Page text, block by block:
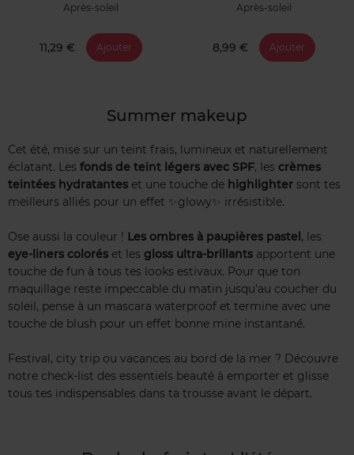
Après-soleil
11,29 € Ajouter
Après-soleil
8,99 € Ajouter
Summer makeup
Cet été, mise sur un teint frais, lumineux et naturellement
éclatant. Les fonds de teint légers avec SPF, les crèmes
teintées hydratantes et une touche de highlighter sont tes
meilleurs alliés pour un effet ✨glowy✨ irrésistible.
Ose aussi la couleur ! Les ombres à paupières pastel, les
eye-liners colorés et les gloss ultra-brillants apportent une
touche de fun à tous tes looks estivaux. Pour que ton
maquillage reste impeccable du matin jusqu'au coucher du
soleil, pense à un mascara waterproof et termine avec une
touche de blush pour un effet bonne mine instantané.
Festival, city trip ou vacances au bord de la mer ? Découvre
notre check-list des essentiels beauté à emporter et glisse
tous tes indispensables dans ta trousse avant le départ.